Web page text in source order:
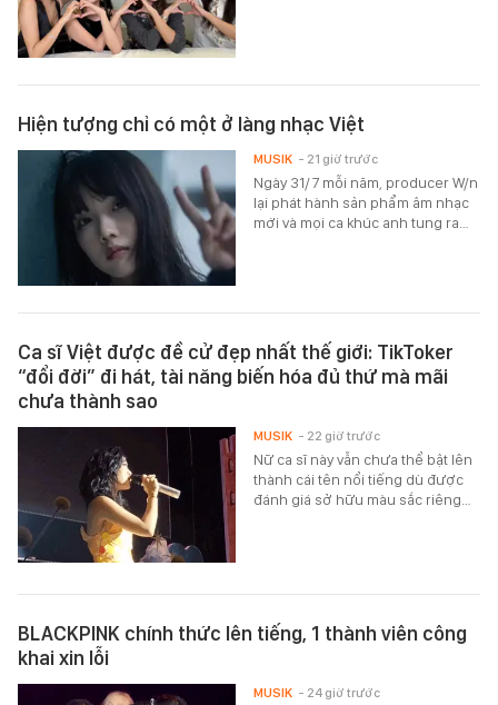
Hiện tượng chỉ có một ở làng nhạc Việt
Ngày 31/7 mỗi năm, producer W/n
lại phát hành sản phẩm âm nhạc
mới và mọi ca khúc anh tung ra…
MUSIK - 21 giờ trước
Ca sĩ Việt được đề cử đẹp nhất thế giới: TikToker
“đổi đời” đi hát, tài năng biến hóa đủ thứ mà mãi
chưa thành sao
Nữ ca sĩ này vẫn chưa thể bật lên
thành cái tên nổi tiếng dù được
đánh giá sở hữu màu sắc riêng…
MUSIK - 22 giờ trước
BLACKPINK chính thức lên tiếng, 1 thành viên công
khai xin lỗi
MUSIK - 24 giờ trước